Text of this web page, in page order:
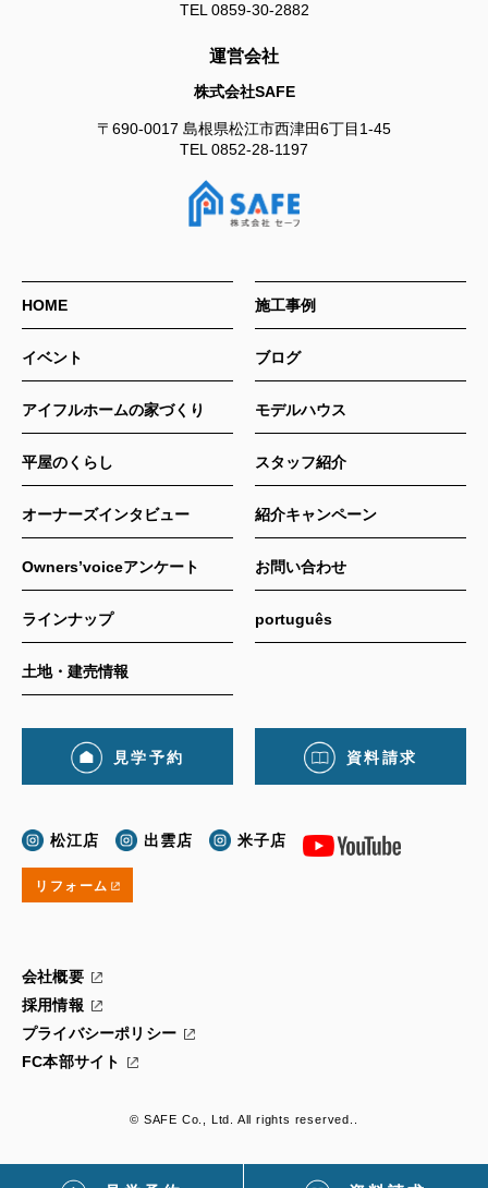
TEL 0859-30-2882
運営会社
株式会社SAFE
〒690-0017 島根県松江市西津田6丁目1-45
TEL 0852-28-1197
HOME
イベント
アイフルホームの家づくり
平屋のくらし
オーナーズインタビュー
Owners’voiceアンケート
ラインナップ
土地・建売情報
施工事例
ブログ
モデルハウス
スタッフ紹介
紹介キャンペーン
お問い合わせ
português
見学予約 資料請求
松江店 出雲店 米子店
リフォーム
会社概要
採用情報
プライバシーポリシー
FC本部サイト
© SAFE Co., Ltd. All rights reserved..